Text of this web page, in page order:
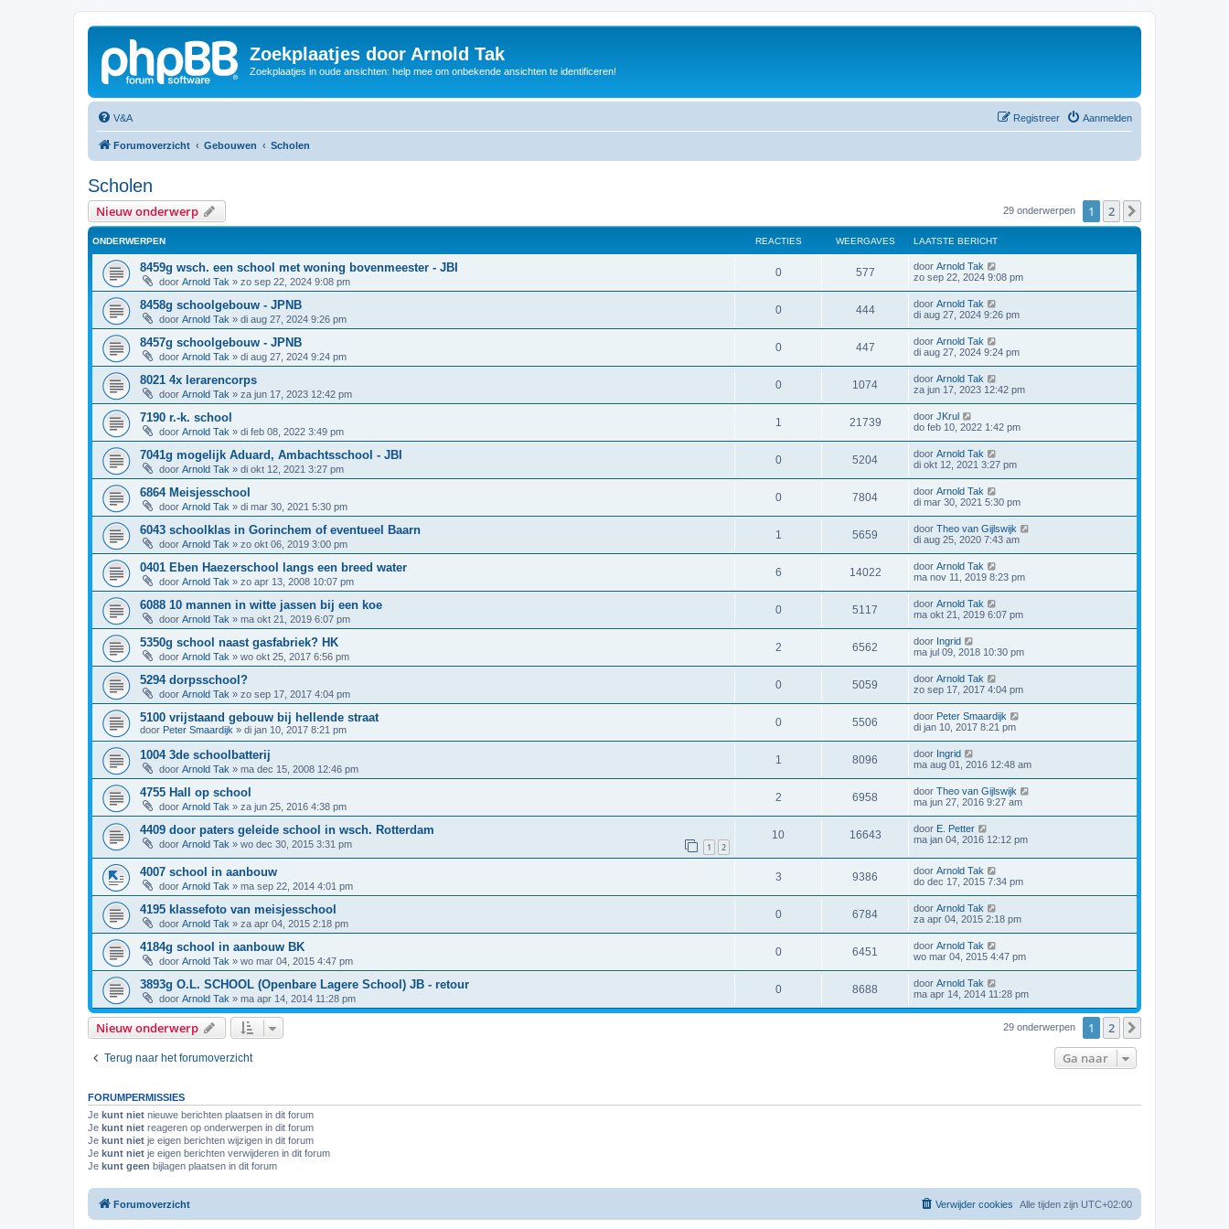
Zoekplaatjes door Arnold Tak
Zoekplaatjes in oude ansichten: help mee om onbekende ansichten te identificeren!
V&A Aanmelden
Registreer
Forumoverzicht Gebouwen Scholen
Scholen
Nieuw onderwerp 29 onderwerpen 1 2
ONDERWERPEN REACTIES WEERGAVES LAATSTE BERICHT
8459g wsch. een school met woning bovenmeester - JBI
door Arnold Tak » zo sep 22, 2024 9:08 pm
0 577 door Arnold Tak
zo sep 22, 2024 9:08 pm
8458g schoolgebouw - JPNB
door Arnold Tak » di aug 27, 2024 9:26 pm
0 444 door Arnold Tak
di aug 27, 2024 9:26 pm
8457g schoolgebouw - JPNB
door Arnold Tak » di aug 27, 2024 9:24 pm
0 447 door Arnold Tak
di aug 27, 2024 9:24 pm
8021 4x lerarencorps
door Arnold Tak » za jun 17, 2023 12:42 pm
0 1074 door Arnold Tak
za jun 17, 2023 12:42 pm
7190 r.-k. school
door Arnold Tak » di feb 08, 2022 3:49 pm
1 21739 door JKrul
do feb 10, 2022 1:42 pm
7041g mogelijk Aduard, Ambachtsschool - JBI
door Arnold Tak » di okt 12, 2021 3:27 pm
0 5204 door Arnold Tak
di okt 12, 2021 3:27 pm
6864 Meisjesschool
door Arnold Tak » di mar 30, 2021 5:30 pm
0 7804 door Arnold Tak
di mar 30, 2021 5:30 pm
6043 schoolklas in Gorinchem of eventueel Baarn
door Arnold Tak » zo okt 06, 2019 3:00 pm
1 5659 door Theo van Gijlswijk
di aug 25, 2020 7:43 am
0401 Eben Haezerschool langs een breed water
door Arnold Tak » zo apr 13, 2008 10:07 pm
6 14022 door Arnold Tak
ma nov 11, 2019 8:23 pm
6088 10 mannen in witte jassen bij een koe
door Arnold Tak » ma okt 21, 2019 6:07 pm
0 5117 door Arnold Tak
ma okt 21, 2019 6:07 pm
5350g school naast gasfabriek? HK
door Arnold Tak » wo okt 25, 2017 6:56 pm
2 6562 door Ingrid
ma jul 09, 2018 10:30 pm
5294 dorpsschool?
door Arnold Tak » zo sep 17, 2017 4:04 pm
0 5059 door Arnold Tak
zo sep 17, 2017 4:04 pm
5100 vrijstaand gebouw bij hellende straat
door Peter Smaardijk » di jan 10, 2017 8:21 pm
0 5506 door Peter Smaardijk
di jan 10, 2017 8:21 pm
1004 3de schoolbatterij
door Arnold Tak » ma dec 15, 2008 12:46 pm
1 8096 door Ingrid
ma aug 01, 2016 12:48 am
4755 Hall op school
door Arnold Tak » za jun 25, 2016 4:38 pm
2 6958 door Theo van Gijlswijk
ma jun 27, 2016 9:27 am
4409 door paters geleide school in wsch. Rotterdam
door Arnold Tak » wo dec 30, 2015 3:31 pm 1 2
10 16643 door E. Petter
ma jan 04, 2016 12:12 pm
4007 school in aanbouw
door Arnold Tak » ma sep 22, 2014 4:01 pm
3 9386 door Arnold Tak
do dec 17, 2015 7:34 pm
4195 klassefoto van meisjesschool
door Arnold Tak » za apr 04, 2015 2:18 pm
0 6784 door Arnold Tak
za apr 04, 2015 2:18 pm
4184g school in aanbouw BK
door Arnold Tak » wo mar 04, 2015 4:47 pm
0 6451 door Arnold Tak
wo mar 04, 2015 4:47 pm
3893g O.L. SCHOOL (Openbare Lagere School) JB - retour
door Arnold Tak » ma apr 14, 2014 11:28 pm
0 8688 door Arnold Tak
ma apr 14, 2014 11:28 pm
Nieuw onderwerp 29 onderwerpen 1 2
Terug naar het forumoverzicht Ga naar
FORUMPERMISSIES
Je kunt niet nieuwe berichten plaatsen in dit forum
Je kunt niet reageren op onderwerpen in dit forum
Je kunt niet je eigen berichten wijzigen in dit forum
Je kunt niet je eigen berichten verwijderen in dit forum
Je kunt geen bijlagen plaatsen in dit forum
Forumoverzicht Alle tijden zijn UTC+02:00
Verwijder cookies